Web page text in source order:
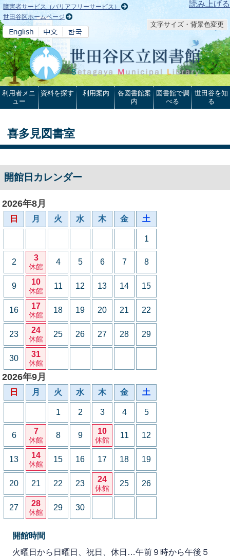
本文へ 読み上げる
障害者サービス（バリアフリーサービス）
世田谷区ホームページ
文字サイズ・背景色変更
利用者メニ
ュー
資料を探す 利用案内
各図書館案
内
図書館で調
べる
世田谷を知
る
喜多見図書室
開館日カレンダー
2026年8月
日 月 火 水 木 金 土
1
2 3
休館
4 5 6 7 8
9 10
休館
11 12 13 14 15
16 17
休館
18 19 20 21 22
23 24
休館
25 26 27 28 29
30 31
休館
2026年9月
日 月 火 水 木 金 土
1 2 3 4 5
6 7
休館
8 9 10
休館
11 12
13 14
休館
15 16 17 18 19
20 21 22 23 24
休館
25 26
27 28
休館
29 30
開館時間
火曜日から日曜日、祝日、休日…午前９時から午後５